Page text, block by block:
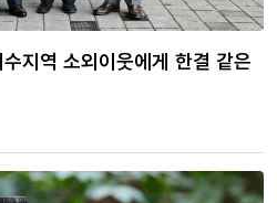
지역 소외이웃에게 한결 같은